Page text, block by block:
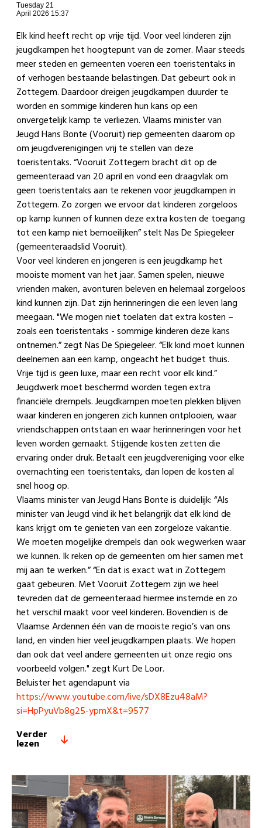
Tuesday 21
April 2026 15:37
Elk kind heeft recht op vrije tijd. Voor veel kinderen zijn
jeugdkampen het hoogtepunt van de zomer. Maar steeds
meer steden en gemeenten voeren een toeristentaks in
of verhogen bestaande belastingen. Dat gebeurt ook in
Zottegem. Daardoor dreigen jeugdkampen duurder te
worden en sommige kinderen hun kans op een
onvergetelijk kamp te verliezen. Vlaams minister van
Jeugd Hans Bonte (Vooruit) riep gemeenten daarom op
om jeugdverenigingen vrij te stellen van deze
toeristentaks. “Vooruit Zottegem bracht dit op de
gemeenteraad van 20 april en vond een draagvlak om
geen toeristentaks aan te rekenen voor jeugdkampen in
Zottegem. Zo zorgen we ervoor dat kinderen zorgeloos
op kamp kunnen of kunnen deze extra kosten de toegang
tot een kamp niet bemoeilijken” stelt Nas De Spiegeleer
(gemeenteraadslid Vooruit).
Voor veel kinderen en jongeren is een jeugdkamp het
mooiste moment van het jaar. Samen spelen, nieuwe
vrienden maken, avonturen beleven en helemaal zorgeloos
kind kunnen zijn. Dat zijn herinneringen die een leven lang
meegaan. "We mogen niet toelaten dat extra kosten –
zoals een toeristentaks - sommige kinderen deze kans
ontnemen.” zegt Nas De Spiegeleer. “Elk kind moet kunnen
deelnemen aan een kamp, ongeacht het budget thuis.
Vrije tijd is geen luxe, maar een recht voor elk kind.”
Jeugdwerk moet beschermd worden tegen extra
financiële drempels. Jeugdkampen moeten plekken blijven
waar kinderen en jongeren zich kunnen ontplooien, waar
vriendschappen ontstaan en waar herinneringen voor het
leven worden gemaakt. Stijgende kosten zetten die
ervaring onder druk. Betaalt een jeugdvereniging voor elke
overnachting een toeristentaks, dan lopen de kosten al
snel hoog op.
Vlaams minister van Jeugd Hans Bonte is duidelijk: “Als
minister van Jeugd vind ik het belangrijk dat elk kind de
kans krijgt om te genieten van een zorgeloze vakantie.
We moeten mogelijke drempels dan ook wegwerken waar
we kunnen. Ik reken op de gemeenten om hier samen met
mij aan te werken.” “En dat is exact wat in Zottegem
gaat gebeuren. Met Vooruit Zottegem zijn we heel
tevreden dat de gemeenteraad hiermee instemde en zo
het verschil maakt voor veel kinderen. Bovendien is de
Vlaamse Ardennen één van de mooiste regio’s van ons
land, en vinden hier veel jeugdkampen plaats. We hopen
dan ook dat veel andere gemeenten uit onze regio ons
voorbeeld volgen." zegt Kurt De Loor.
Beluister het agendapunt via
https://www.youtube.com/live/sDX8Ezu48aM?
si=HpPyuVb8g25-ypmX&t=9577
Verder
lezen